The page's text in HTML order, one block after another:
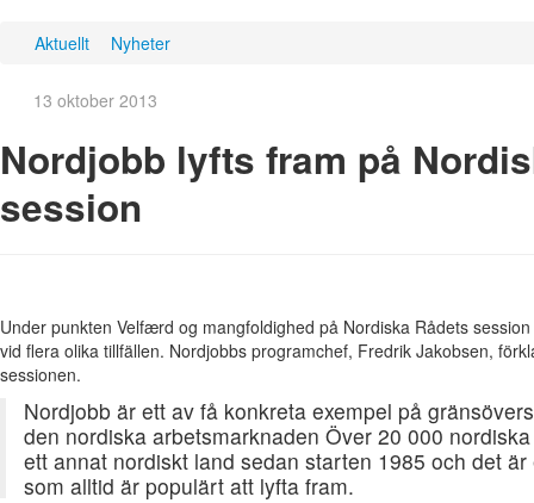
Aktuellt Nyheter
13 oktober 2013
Nordjobb lyfts fram på
session
Under punkten Velfærd og mangfoldighed på Nordiska Rådets
vid flera olika tillfällen. Nordjobbs programchef, Fredrik Jakobsen,
sessionen.
Nordjobb är ett av få konkreta exempel på
den nordiska arbetsmarknaden Över 20 000
ett annat nordiskt land sedan starten 1985 och det
som alltid är populärt att lyfta fram.